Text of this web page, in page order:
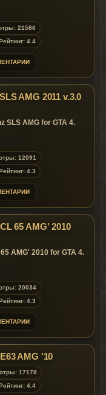
its location
21586
4.4
AMG 2011 v.3.0
SLS AMG for GTA 4.
meshes;
and tweaks;
the car could cause
12091
4.3
65 AMG' 2010
AMG' 2010 for GTA 4.
20034
4.3
AMG '10
17178
4.4